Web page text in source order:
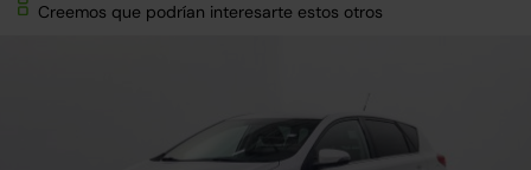
Creemos que podrían interesarte estos otros